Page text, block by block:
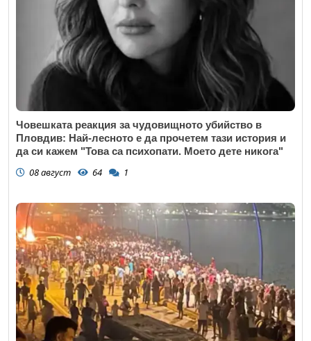
Човешката реакция за чудовищното убийство в
Пловдив: Най-лесното е да прочетем тази история и
да си кажем "Това са психопати. Моето дете никога"
08 август 64 1